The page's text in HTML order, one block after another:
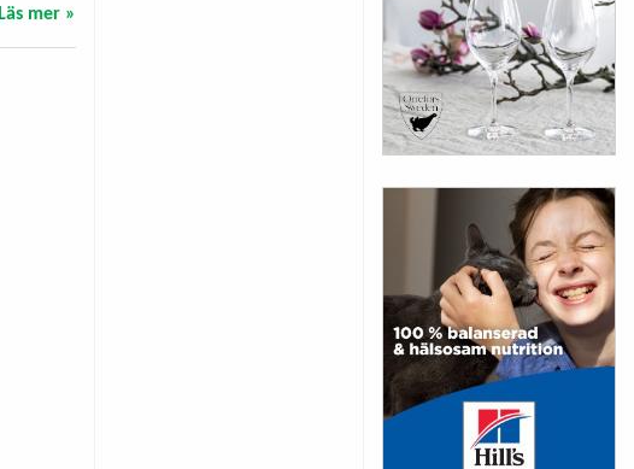
Läs mer »